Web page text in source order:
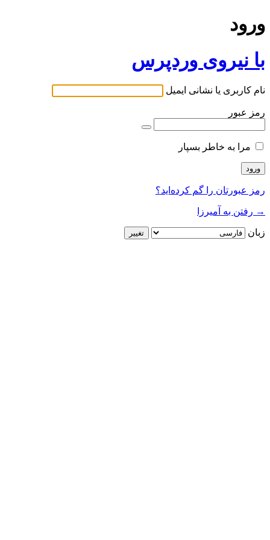
ورود
با نیروی وردپرس
نام کاربری یا نشانی ایمیل
رمز عبور
مرا به خاطر بسپار
رمز عبورتان را گم کرده‌اید؟
→ رفتن به آمیرزا
زبان